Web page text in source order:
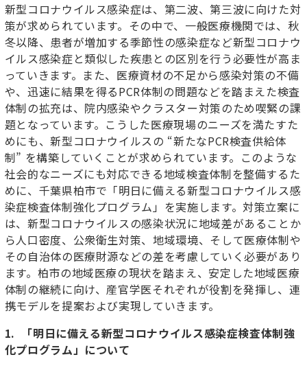
新型コロナウイルス感染症は、第二波、第三波に向けた対
策が求められています。その中で、一般医療機関では、秋
冬以降、患者が増加する季節性の感染症など新型コロナウ
イルス感染症と類似した疾患との区別を行う必要性が高ま
っていきます。また、医療資材の不足から感染対策の不備
や、迅速に結果を得るPCR体制の問題などを踏まえた検査
体制の拡充は、院内感染やクラスター対策のため喫緊の課
題となっています。こうした医療現場のニーズを満たすた
めにも、新型コロナウイルスの “新たなPCR検査供給体
制” を構築していくことが求められています。このような
社会的なニーズにも対応できる地域検査体制を整備するた
めに、千葉県柏市で「明日に備える新型コロナウイルス感
染症検査体制強化プログラム」を実施します。対策立案に
は、新型コロナウイルスの感染状況に地域差があることか
ら人口密度、公衆衛生対策、地域環境、そして医療体制や
その自治体の医療財源などの差を考慮していく必要があり
ます。柏市の地域医療の現状を踏まえ、安定した地域医療
体制の継続に向け、産官学医それぞれが役割を発揮し、連
携モデルを提案および実現していきます。
1. 「明日に備える新型コロナウイルス感染症検査体制強
化プログラム」について